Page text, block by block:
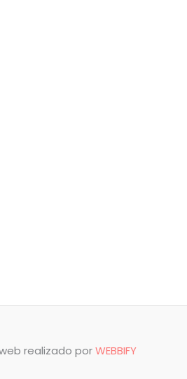
realizado porWEBBIFY